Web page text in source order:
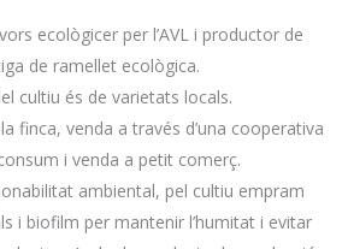
ecològicer per l’AVL i productor de
de ramellet ecològica.
cultiu és de varietats locals.
finca, venda a través d’una cooperativa
i venda a petit comerç.
ambiental, pel cultiu empram
i biofilm per mantenir l’humitat i evitar